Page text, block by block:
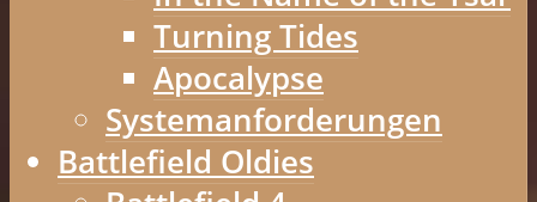
Turning Tides
Apocalypse
Systemanforderungen
Battlefield Oldies